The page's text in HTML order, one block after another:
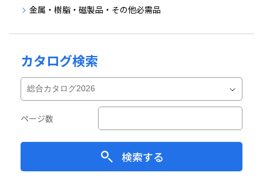
金属・樹脂・磁製品・その他必需品
カタログ検索
ページ数
検索する